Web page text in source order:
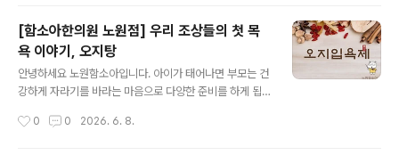
제때 관리해야 건강한 여름을 보낼 수 있습니다.최근에는
예년보다 더위가 빨리 시작되고 일교차도 커지면서 어린이
들의 건강 관리에 더욱 세심한 관심이 필요해졌습니다. 우
리 아이 건강 상태 먼저 확인하기 여름철 건강관리는 현재
아이의 몸 상태를 파악하는 것부터 시작됩니다.평소보다
이 감소하거나 입맛을 잃지는 않았는지 살펴보는 것이 좋
[함소아한의원 노원점] 우리 조상들의 첫 목
욕 이야기, 오지탕
안녕하세요 노원함소아입니다. 아이가 태어나면 부모는 건
강하게 자라기를 바라는 마음으로 다양한 준비를 하게 됩
우리 조상들 역시 신생아의 건강과 무탈한 성장을 기원하
0 0 2026. 6. 8.